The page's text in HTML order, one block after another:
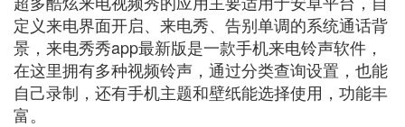
定义来电界面开启、来电秀、告别单调的系统通话背
景，来电秀秀app最新版是一款手机来电铃声软件，
在这里拥有多种视频铃声，通过分类查询设置，也能
自己录制，还有手机主题和壁纸能选择使用，功能丰
富。